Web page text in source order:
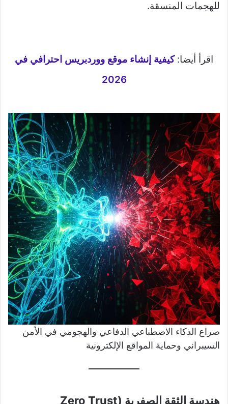
للهجمات المنسقة.
اقرأ أيضا:كيفية إنشاء موقع ووردبريس احترافي في
2026
صراع الذكاء الاصطناعي الدفاعي والهجومي في الأمن
السيبراني وحماية المواقع الإلكترونية
هندسة الثقة الصفرية (Zero Trust